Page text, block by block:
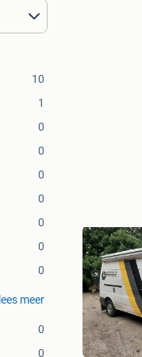
10
1
0
0
0
0
0
0
0
lees meer
0
0
Donkie